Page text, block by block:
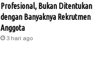
Profesional, Bukan Ditentukan
dengan Banyaknya Rekrutmen
Anggota
3 hari ago